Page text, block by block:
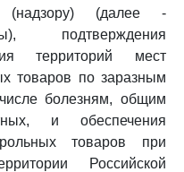
(надзору) (далее -
подтверждения
территорий мест
товаров по заразным
болезням, общим
и обеспечения
товаров при
Российской